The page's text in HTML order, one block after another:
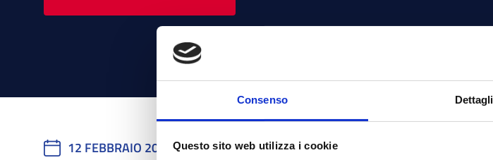
Consenso Dettagli
Questo sito web utilizza i cookie
12 FEBBRAIO 2026 -